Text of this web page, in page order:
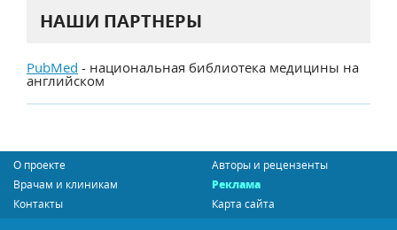
НАШИ ПАРТНЕРЫ
PubMed - национальная библиотека медицины на
английском
О проекте
Авторы и рецензенты
Врачам и клиникам
Реклама
Контакты
Карта сайта